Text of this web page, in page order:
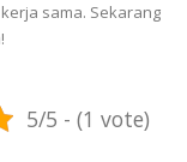
kerja sama. Sekarang
5/5 - (1 vote)